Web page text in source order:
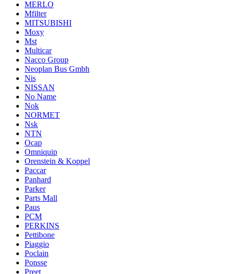
MERLO
Mfilter
MITSUBISHI
Moxy
Mst
Multicar
Nacco Group
Neoplan Bus Gmbh
Nis
NISSAN
No Name
Nok
NORMET
Nsk
NTN
Ocap
Omniquip
Orenstein & Koppel
Paccar
Panhard
Parker
Parts Mall
Paus
PCM
PERKINS
Pettibone
Piaggio
Poclain
Ponsse
Preet